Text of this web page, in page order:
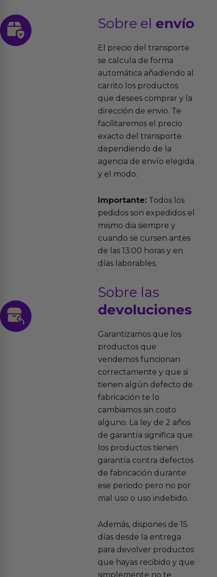
Sobre el envío
El precio del transporte
se calcula de forma
automática añadiendo al
carrito los productos
que desees comprar y la
dirección de envio. Te
facilitaremos el precio
exacto del transporte
dependiendo de la
agencia de envío elegida
y el modo.
Importante:Todos los
pedidos son expedidos el
mismo dia siempre y
cuando se cursen antes
de las 13:00 horas y en
días laborables.
Sobre las
devoluciones
Garantizamos que los
productos que
vendemos funcionan
correctamente y que si
tienen algún defecto de
fabricación te lo
cambiamos sin costo
alguno. La ley de 2 años
de garantía significa que
los productos tienen
garantía contra defectos
de fabricación durante
ese periodo pero no por
mal uso o uso indebido.
Además, dispones de 15
días desde la entrega
para devolver productos
que hayas recibido y que
simplemente no te